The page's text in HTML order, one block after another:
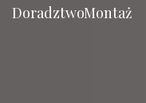
DoradztwoMontaż